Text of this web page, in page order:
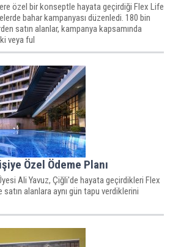
özel bir konseptle hayata geçirdiği Flex Life
bahar kampanyası düzenledi. 180 bin
satın alanlar, kampanya kapsamında
veya ful
Özel Ödeme Planı
Ali Yavuz, Çiğli'de hayata geçirdikleri Flex
alanlara aynı gün tapu verdiklerini